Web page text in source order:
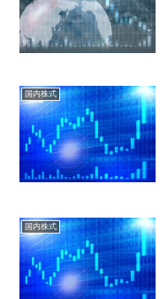
国内株式
国内株式